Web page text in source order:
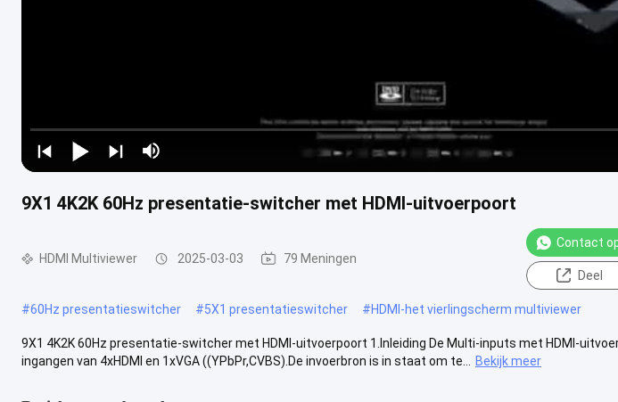
9X1 4K2K 60Hz presentatie-switcher met HDMI-uitvoerpoort
HDMI Multiviewer 2025-03-03 79 Meningen
Contact
Deel
#60Hz presentatieswitcher #5X1 presentatieswitcher #HDMI-het vierlingscherm multiviewer
9X1 4K2K 60Hz presentatie-switcher met HDMI-uitvoerpoort 1.Inleiding De Multi-inputs met HDMI-
ingangen van 4xHDMI en 1xVGA ((YPbPr,CVBS).De invoerbron is in staat om te...
Bekijk meer